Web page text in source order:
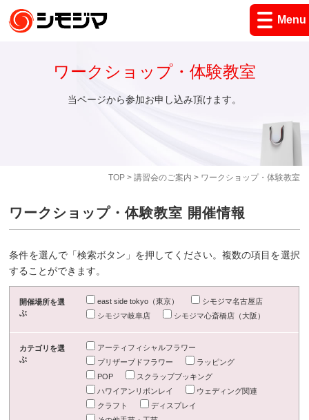
Menu
TOP> 講習会のご案内 > ワークショップ・体験教室
ワークショップ・体験教室
当ページから参加お申し込み頂けます。
ワークショップ・体験教室 開催情報
条件を選んで「検索ボタン」を押してください。複数の項目を選択
することができます。
開催場所を選
ぶ
east side tokyo（東京）
シモジマ名古屋店
シモジマ岐阜店
シモジマ心斎橋店（大阪）
カテゴリを選
ぶ
アーティフィシャルフラワー
プリザーブドフラワー
ラッピング
POP
スクラップブッキング
ハワイアンリボンレイ
ウェディング関連
クラフト
ディスプレイ